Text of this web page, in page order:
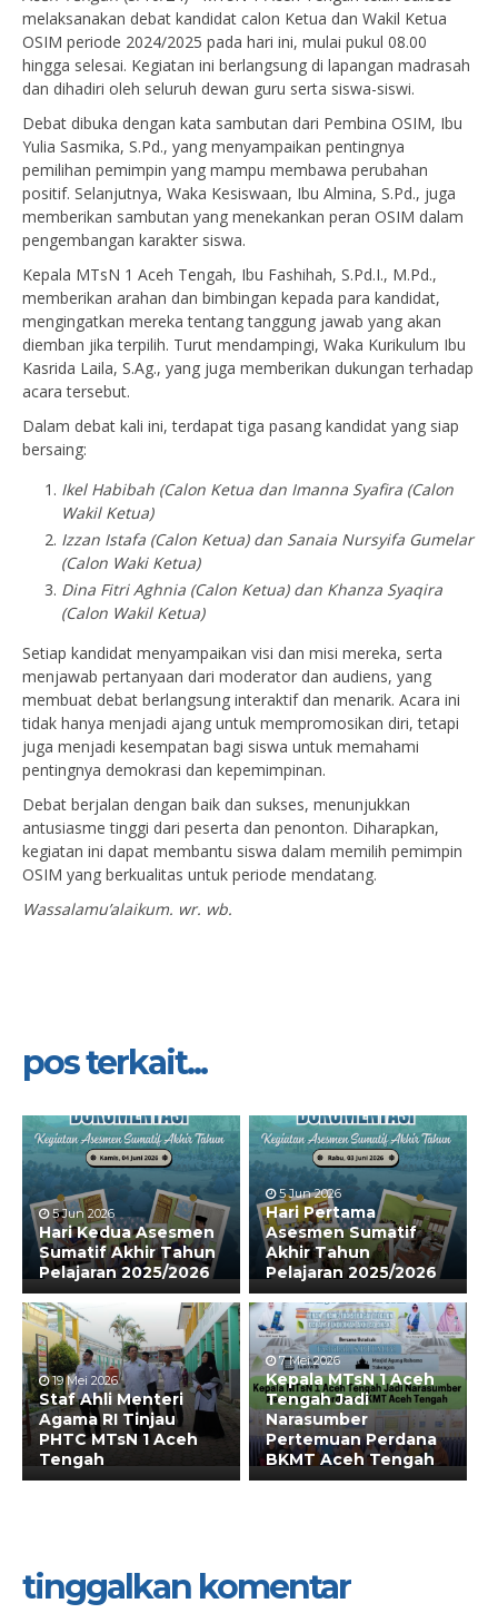
melaksanakan debat kandidat calon Ketua dan Wakil Ketua
OSIM periode 2024/2025 pada hari ini, mulai pukul 08.00
hingga selesai. Kegiatan ini berlangsung di lapangan madrasah
dan dihadiri oleh seluruh dewan guru serta siswa-siswi.
Debat dibuka dengan kata sambutan dari Pembina OSIM, Ibu
Yulia Sasmika, S.Pd., yang menyampaikan pentingnya
pemilihan pemimpin yang mampu membawa perubahan
positif. Selanjutnya, Waka Kesiswaan, Ibu Almina, S.Pd., juga
memberikan sambutan yang menekankan peran OSIM dalam
pengembangan karakter siswa.
Kepala MTsN 1 Aceh Tengah, Ibu Fashihah, S.Pd.I., M.Pd.,
memberikan arahan dan bimbingan kepada para kandidat,
mengingatkan mereka tentang tanggung jawab yang akan
diemban jika terpilih. Turut mendampingi, Waka Kurikulum Ibu
Kasrida Laila, S.Ag., yang juga memberikan dukungan terhadap
acara tersebut.
Dalam debat kali ini, terdapat tiga pasang kandidat yang siap
bersaing:
Ikel Habibah (Calon Ketua dan Imanna Syafira (Calon
Wakil Ketua)
Izzan Istafa (Calon Ketua) dan Sanaia Nursyifa Gumelar
(Calon Waki Ketua)
Dina Fitri Aghnia (Calon Ketua) dan Khanza Syaqira
(Calon Wakil Ketua)
Setiap kandidat menyampaikan visi dan misi mereka, serta
menjawab pertanyaan dari moderator dan audiens, yang
membuat debat berlangsung interaktif dan menarik. Acara ini
tidak hanya menjadi ajang untuk mempromosikan diri, tetapi
juga menjadi kesempatan bagi siswa untuk memahami
pentingnya demokrasi dan kepemimpinan.
Debat berjalan dengan baik dan sukses, menunjukkan
antusiasme tinggi dari peserta dan penonton. Diharapkan,
kegiatan ini dapat membantu siswa dalam memilih pemimpin
OSIM yang berkualitas untuk periode mendatang.
Wassalamu’alaikum. wr. wb.
pos terkait...
5 Jun 2026
Hari Kedua Asesmen
Sumatif Akhir Tahun
Pelajaran 2025/2026
5 Jun 2026
Hari Pertama
Asesmen Sumatif
Akhir Tahun
Pelajaran 2025/2026
19 Mei 2026
Staf Ahli Menteri
Agama RI Tinjau
PHTC MTsN 1 Aceh
Tengah
7 Mei 2026
Kepala MTsN 1 Aceh
Tengah Jadi
Narasumber
Pertemuan Perdana
BKMT Aceh Tengah
tinggalkan komentar